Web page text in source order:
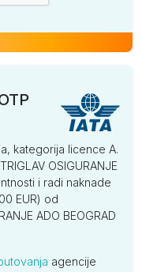
kategorija licence A.
OSIGURANJE
i radi naknade
EUR) od
ADO BEOGRAD
agencije